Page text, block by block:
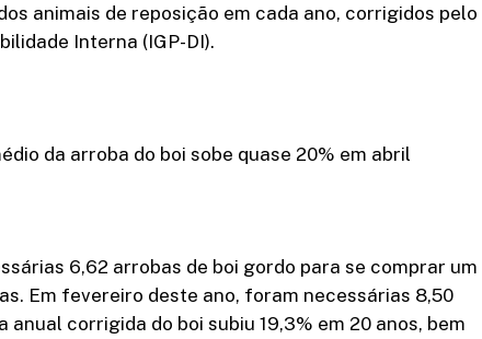
animais de reposição em cada ano, corrigidos pelo
Interna (IGP-DI).
da arroba do boi sobe quase 20% em abril
6,62 arrobas de boi gordo para se comprar um
Em fevereiro deste ano, foram necessárias 8,50
anual corrigida do boi subiu 19,3% em 20 anos, bem